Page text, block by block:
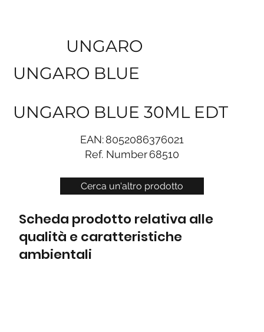
Cerca un'altro prodotto
UNGARO
UNGARO BLUE
UNGARO BLUE 30ML EDT
EAN:8052086376021
Ref. Number68510
Scheda prodotto relativa alle
qualità e caratteristiche
ambientali